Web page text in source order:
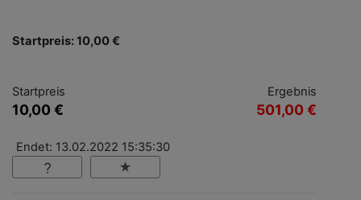
Startpreis: 10,00 €
Startpreis
10,00 €
Ergebnis
501,00 €
Endet: 13.02.2022 15:35:30